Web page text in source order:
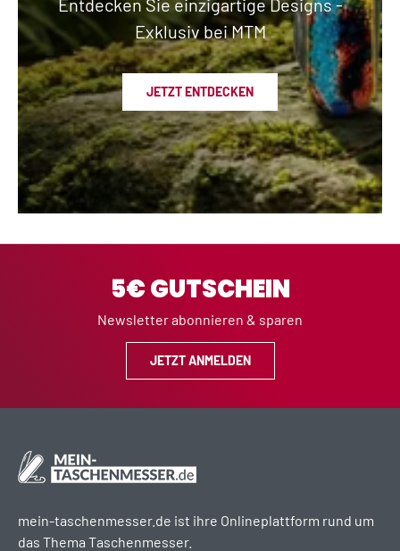
Exklusiv bei MTM
JETZT ENTDECKEN
5€ GUTSCHEIN
Newsletter abonnieren & sparen
JETZT ANMELDEN
mein-taschenmesser.de ist ihre Onlineplattform rund um
das Thema Taschenmesser.